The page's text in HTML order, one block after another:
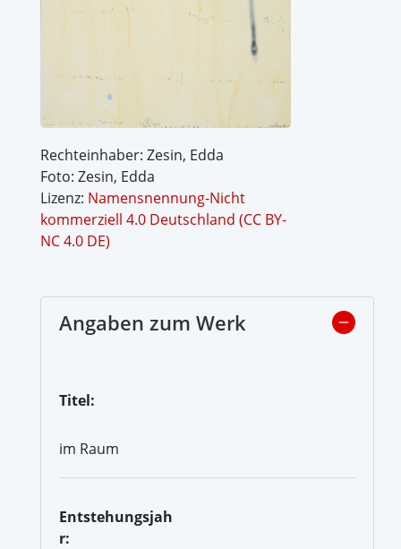
Rechteinhaber: Zesin, Edda
Foto: Zesin, Edda
Lizenz: Namensnennung-Nicht
kommerziell 4.0 Deutschland (CC BY-
NC 4.0 DE)
Angaben zum Werk
Titel:
im Raum
Entstehungsjah
r: